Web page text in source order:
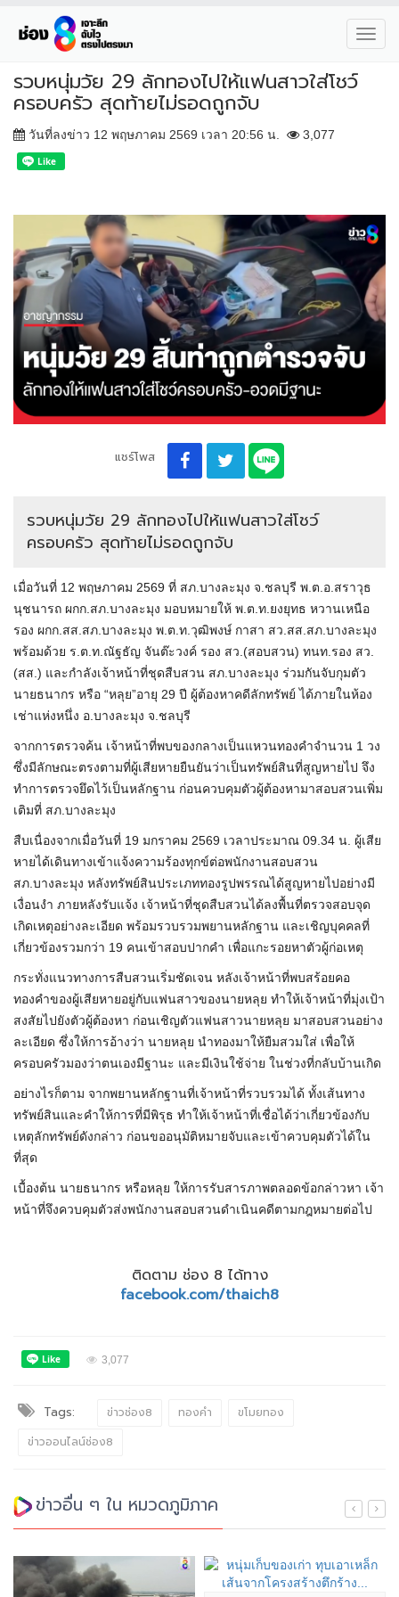
รวบหนุ่มวัย 29 ลักทองไปให้แฟนสาวใส่โชว์
ครอบครัว สุดท้ายไม่รอดถูกจับ
วันที่ลงข่าว 12 พฤษภาคม 2569 เวลา 20:56 น. 3,077
แชร์โพส
รวบหนุ่มวัย 29 ลักทองไปให้แฟนสาวใส่โชว์
ครอบครัว สุดท้ายไม่รอดถูกจับ
เมื่อวันที่ 12 พฤษภาคม 2569 ที่ สภ.บางละมุง จ.ชลบุรี พ.ต.อ.สราวุธ
นุชนารถ ผกก.สภ.บางละมุง มอบหมายให้ พ.ต.ท.ยงยุทธ หวานเหนือ
รอง ผกก.สส.สภ.บางละมุง พ.ต.ท.วุฒิพงษ์ กาสา สว.สส.สภ.บางละมุง
พร้อมด้วย ร.ต.ท.ณัฐธัญ จันต๊ะวงค์ รอง สว.(สอบสวน) ทนท.รอง สว.
(สส.) และกำลังเจ้าหน้าที่ชุดสืบสวน สภ.บางละมุง ร่วมกันจับกุมตัว
นายธนากร หรือ “หลุย”อายุ 29 ปี ผู้ต้องหาคดีลักทรัพย์ ได้ภายในห้อง
เช่าแห่งหนึ่ง อ.บางละมุง จ.ชลบุรี
จากการตรวจค้น เจ้าหน้าที่พบของกลางเป็นแหวนทองคำจำนวน 1 วง
ซึ่งมีลักษณะตรงตามที่ผู้เสียหายยืนยันว่าเป็นทรัพย์สินที่สูญหายไป จึง
ทำการตรวจยึดไว้เป็นหลักฐาน ก่อนควบคุมตัวผู้ต้องหามาสอบสวนเพิ่ม
เติมที่ สภ.บางละมุง
สืบเนื่องจากเมื่อวันที่ 19 มกราคม 2569 เวลาประมาณ 09.34 น. ผู้เสีย
หายได้เดินทางเข้าแจ้งความร้องทุกข์ต่อพนักงานสอบสวน
สภ.บางละมุง หลังทรัพย์สินประเภททองรูปพรรณได้สูญหายไปอย่างมี
เงื่อนงำ ภายหลังรับแจ้ง เจ้าหน้าที่ชุดสืบสวนได้ลงพื้นที่ตรวจสอบจุด
เกิดเหตุอย่างละเอียด พร้อมรวบรวมพยานหลักฐาน และเชิญบุคคลที่
เกี่ยวข้องรวมกว่า 19 คนเข้าสอบปากคำ เพื่อแกะรอยหาตัวผู้ก่อเหตุ
กระทั่งแนวทางการสืบสวนเริ่มชัดเจน หลังเจ้าหน้าที่พบสร้อยคอ
ทองคำของผู้เสียหายอยู่กับแฟนสาวของนายหลุย ทำให้เจ้าหน้าที่มุ่งเป้า
สงสัยไปยังตัวผู้ต้องหา ก่อนเชิญตัวแฟนสาวนายหลุย มาสอบสวนอย่าง
ละเอียด ซึ่งให้การอ้างว่า นายหลุย นำทองมาให้ยืมสวมใส่ เพื่อให้
ครอบครัวมองว่าตนเองมีฐานะ และมีเงินใช้จ่าย ในช่วงที่กลับบ้านเกิด
อย่างไรก็ตาม จากพยานหลักฐานที่เจ้าหน้าที่รวบรวมได้ ทั้งเส้นทาง
ทรัพย์สินและคำให้การที่มีพิรุธ ทำให้เจ้าหน้าที่เชื่อได้ว่าเกี่ยวข้องกับ
เหตุลักทรัพย์ดังกล่าว ก่อนขออนุมัติหมายจับและเข้าควบคุมตัวได้ใน
ที่สุด
เบื้องต้น นายธนากร หรือหลุย ให้การรับสารภาพตลอดข้อกล่าวหา เจ้า
หน้าที่จึงควบคุมตัวส่งพนักงานสอบสวนดำเนินคดีตามกฎหมายต่อไป
ติดตาม ช่อง 8 ได้ทาง
facebook.com/thaich8
3,077
Tags: ข่าวช่อง8 ทองคำ
ขโมยทอง
ข่าวออนไลน์ช่อง8
ข่าวอื่น ๆ ใน หมวดภูมิภาค